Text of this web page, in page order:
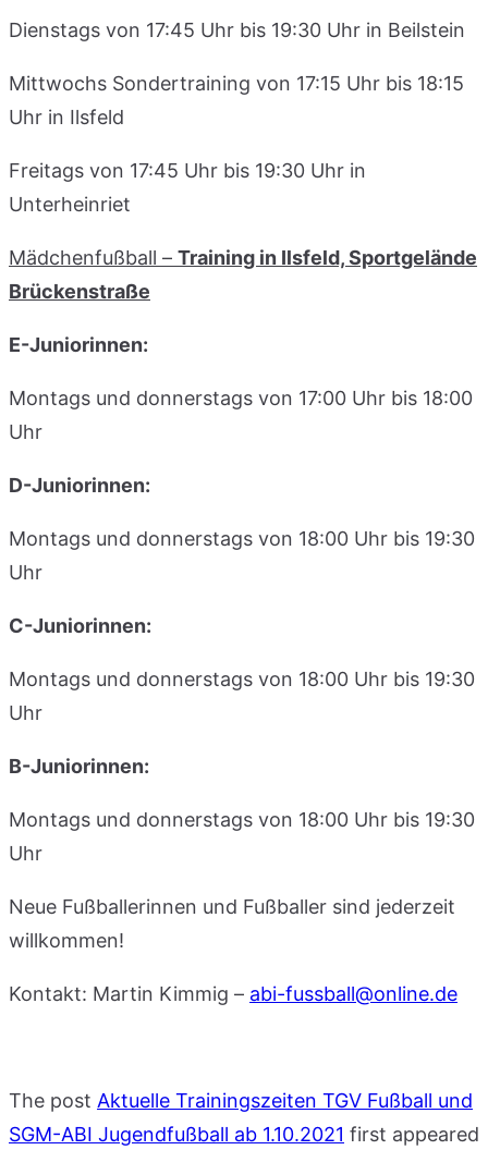
Dienstags von 17:45 Uhr bis 19:30 Uhr in Beilstein
Mittwochs Sondertraining von 17:15 Uhr bis 18:15
Uhr in Ilsfeld
Freitags von 17:45 Uhr bis 19:30 Uhr in
Unterheinriet
Mädchenfußball – Training in Ilsfeld, Sportgelände
Brückenstraße
E-Juniorinnen:
Montags und donnerstags von 17:00 Uhr bis 18:00
Uhr
D-Juniorinnen:
Montags und donnerstags von 18:00 Uhr bis 19:30
Uhr
C-Juniorinnen:
Montags und donnerstags von 18:00 Uhr bis 19:30
Uhr
B-Juniorinnen:
Montags und donnerstags von 18:00 Uhr bis 19:30
Uhr
Neue Fußballerinnen und Fußballer sind jederzeit
willkommen!
Kontakt: Martin Kimmig – abi-fussball@online.de
The post Aktuelle Trainingszeiten TGV Fußball und
SGM-ABI Jugendfußball ab 1.10.2021 first appeared